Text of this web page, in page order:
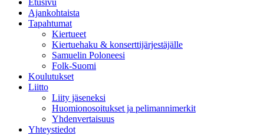
Ajankohtaista
Tapahtumat
Kiertueet
Kiertuehaku & konserttijärjestäjälle
Samuelin Poloneesi
Folk-Suomi
Koulutukset
Liitto
Liity jäseneksi
Huomionosoitukset ja pelimannimerkit
Yhdenvertaisuus
Yhteystiedot